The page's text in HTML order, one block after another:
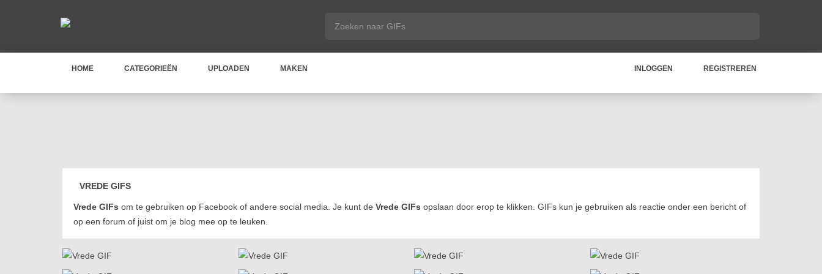
HOME CATEGORIEËN UPLOADEN MAKEN INLOGGEN REGISTREREN
VREDE GIFS
Vrede GIFs om te gebruiken op Facebook of andere social media. Je kunt de Vrede GIFs opslaan door erop te klikken. GIFs kun je gebruiken als reactie onder een bericht of
op een forum of juist om je blog mee op te leuken.